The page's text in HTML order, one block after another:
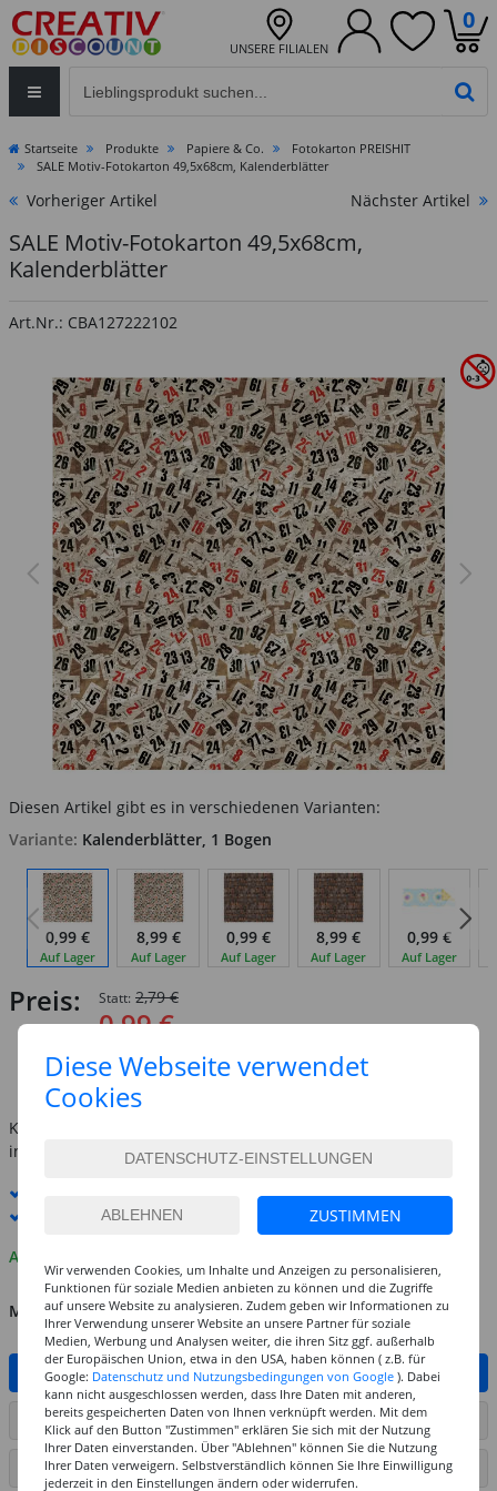
UNSERE FILIALEN
0
Startseite Produkte Papiere & Co.
Fotokarton PREISHIT
SALE Motiv-Fotokarton 49,5x68cm, Kalenderblätter
Vorheriger Artikel Nächster Artikel
SALE Motiv-Fotokarton 49,5x68cm,
Kalenderblätter
Art.Nr.: CBA127222102
Diesen Artikel gibt es in verschiedenen Varianten:
Variante: Kalenderblätter, 1 Bogen
0,99 €
Auf Lager
8,99 €
Auf Lager
0,99 €
Auf Lager
8,99 €
Auf Lager
0,99 €
Auf Lager
Preis: Statt: 2,79 €
0,99 €
inkl. MwSt.
Kostenlose Lieferung ab
innerhalb Deutschlands - Details
8. - 10. August
Premium-Lieferung verfügbar
Auf Lager
MENGE
IN DEN WARENKORB
ARTIKEL AUF WUNSCHLISTE SETZEN
SEITE DRUCKEN
Diese Webseite verwendet
Cookies
ZUSTIMMEN
Wir verwenden Cookies, um Inhalte und Anzeigen zu personalisieren,
Funktionen für soziale Medien anbieten zu können und die Zugriffe
auf unsere Website zu analysieren. Zudem geben wir Informationen zu
Ihrer Verwendung unserer Website an unsere Partner für soziale
Medien, Werbung und Analysen weiter, die ihren Sitz ggf. außerhalb
der Europäischen Union, etwa in den USA, haben können ( z.B. für
Google: Datenschutz und Nutzungsbedingungen von Google ). Dabei
kann nicht ausgeschlossen werden, dass Ihre Daten mit anderen,
bereits gespeicherten Daten von Ihnen verknüpft werden. Mit dem
Klick auf den Button "Zustimmen" erklären Sie sich mit der Nutzung
Ihrer Daten einverstanden. Über "Ablehnen" können Sie die Nutzung
Ihrer Daten verweigern. Selbstverständlich können Sie Ihre Einwilligung
jederzeit in den Einstellungen ändern oder widerrufen.